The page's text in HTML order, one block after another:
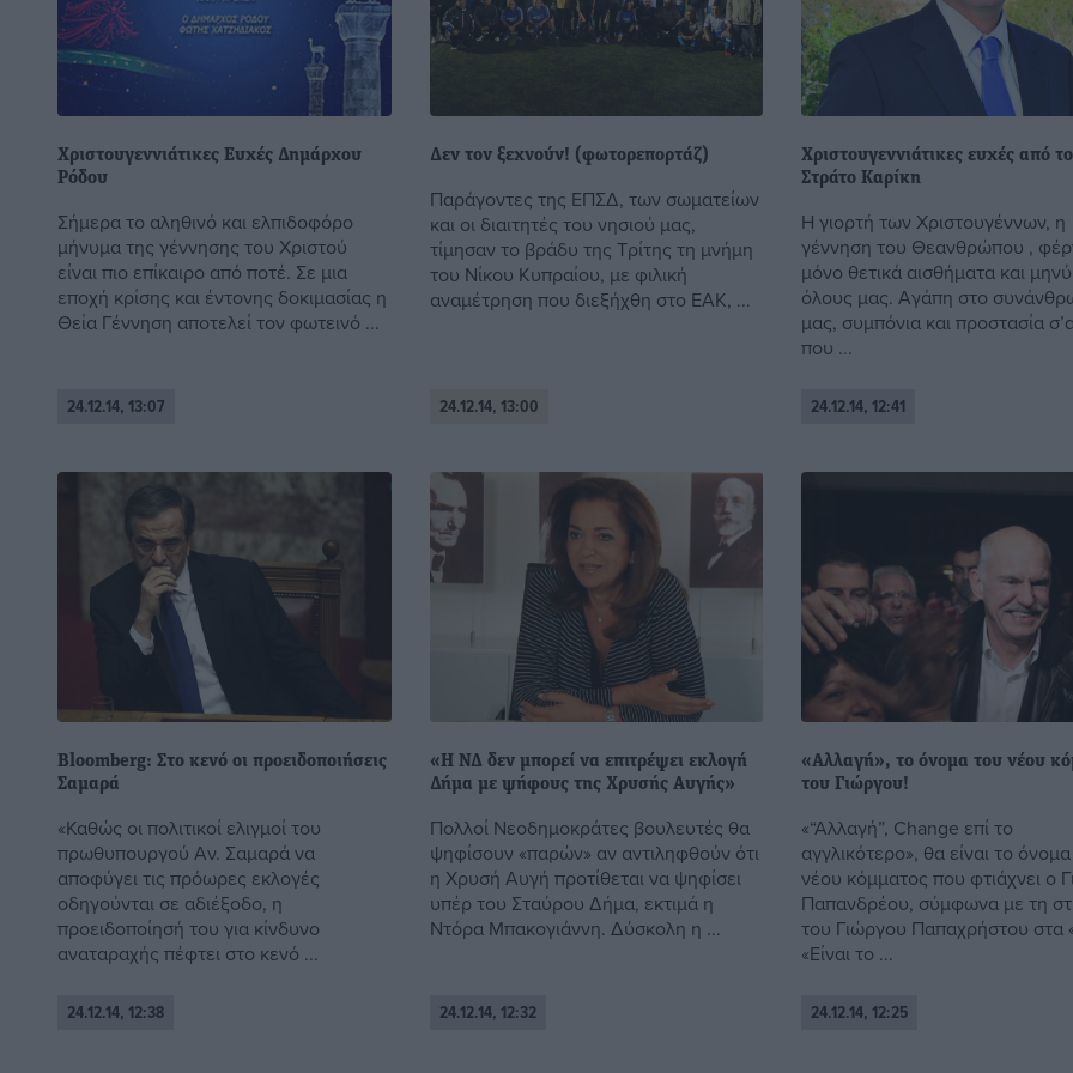
Χριστουγεννιάτικες Ευχές Δημάρχου
Ρόδου
Σήμερα το αληθινό και ελπιδοφόρο
μήνυμα της γέννησης του Χριστού
είναι πιο επίκαιρο από ποτέ. Σε μια
εποχή κρίσης και έντονης δοκιμασίας η
Θεία Γέννηση αποτελεί τον φωτεινό ...
24.12.14, 13:07
Δεν τον ξεχνούν! (φωτορεπορτάζ)
Παράγοντες της ΕΠΣΔ, των σωματείων
και οι διαιτητές του νησιού μας,
τίμησαν το βράδυ της Τρίτης τη μνήμη
του Νίκου Κυπραίου, με φιλική
αναμέτρηση που διεξήχθη στο ΕΑΚ, ...
24.12.14, 13:00
Χριστουγεννιάτικες ευχές από
Στράτο Καρίκη
Η γιορτή των Χριστουγέννων, η
γέννηση του Θεανθρώπου ,
μόνο θετικά αισθήματα και
όλους μας. Αγάπη στο
μας, συμπόνια και προστασία
που ...
24.12.14, 12:41
Bloomberg: Στο κενό οι προειδοποιήσεις
Σαμαρά
«Καθώς οι πολιτικοί ελιγμοί του
πρωθυπουργού Αν. Σαμαρά να
αποφύγει τις πρόωρες εκλογές
οδηγούνται σε αδιέξοδο, η
προειδοποίησή του για κίνδυνο
αναταραχής πέφτει στο κενό ...
24.12.14, 12:38
«Η ΝΔ δεν μπορεί να επιτρέψει εκλογή
Δήμα με ψήφους της Χρυσής Αυγής»
Πολλοί Νεοδημοκράτες βουλευτές θα
ψηφίσουν «παρών» αν αντιληφθούν ότι
η Χρυσή Αυγή προτίθεται να ψηφίσει
υπέρ του Σταύρου Δήμα, εκτιμά η
Ντόρα Μπακογιάννη. Δύσκολη η ...
24.12.14, 12:32
«Αλλαγή», το όνομα του νέου
του Γιώργου!
«“Αλλαγή”, Change επί το
αγγλικότερο», θα είναι το
νέου κόμματος που φτιάχνει ο
Παπανδρέου, σύμφωνα με τη
του Γιώργου Παπαχρήστου στα
«Είναι το ...
24.12.14, 12:25